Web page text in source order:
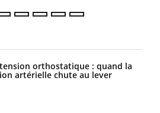
orthostatique : quand la
artérielle chute au lever